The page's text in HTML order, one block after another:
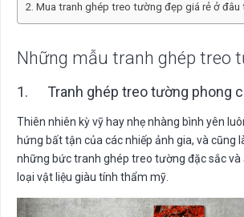
Mua tranh ghép treo tường đẹp giá rẻ ở đâu
Những mẫu tranh ghép treo
1. Tranh ghép treo tường phong
Thiên nhiên kỳ vỹ hay nhẹ nhàng bình yên
hứng bất tận của các nhiếp ảnh gia, và cũng
những bức tranh ghép treo tường đặc sắc
loại vật liệu giàu tính thẩm mỹ.